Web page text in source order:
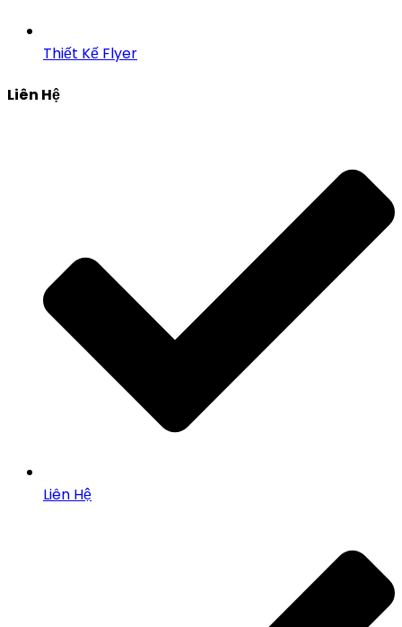
Thiết Kế Flyer
Liên Hệ
Liên Hệ